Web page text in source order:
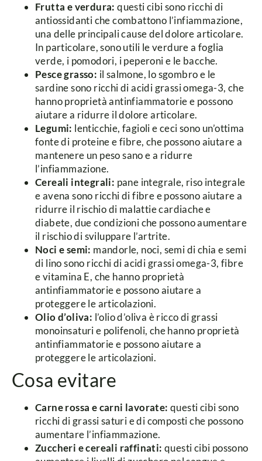
Frutta e verdura: questi cibi sono ricchi di
antiossidanti che combattono l’infiammazione,
una delle principali cause del dolore articolare.
In particolare, sono utili le verdure a foglia
verde, i pomodori, i peperoni e le bacche.
Pesce grasso: il salmone, lo sgombro e le
sardine sono ricchi di acidi grassi omega-3, che
hanno proprietà antinfiammatorie e possono
aiutare a ridurre il dolore articolare.
Legumi: lenticchie, fagioli e ceci sono un’ottima
fonte di proteine e fibre, che possono aiutare a
mantenere un peso sano e a ridurre
l’infiammazione.
Cereali integrali: pane integrale, riso integrale
e avena sono ricchi di fibre e possono aiutare a
ridurre il rischio di malattie cardiache e
diabete, due condizioni che possono aumentare
il rischio di sviluppare l’artrite.
Noci e semi: mandorle, noci, semi di chia e semi
di lino sono ricchi di acidi grassi omega-3, fibre
e vitamina E, che hanno proprietà
antinfiammatorie e possono aiutare a
proteggere le articolazioni.
Olio d’oliva: l’olio d’oliva è ricco di grassi
monoinsaturi e polifenoli, che hanno proprietà
antinfiammatorie e possono aiutare a
proteggere le articolazioni.
Cosa evitare
Carne rossa e carni lavorate: questi cibi sono
ricchi di grassi saturi e di composti che possono
aumentare l’infiammazione.
Zuccheri e cereali raffinati: questi cibi possono